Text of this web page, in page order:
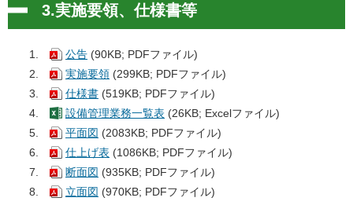
3.実施要領、仕様書等
公告 (90KB; PDFファイル)
実施要領 (299KB; PDFファイル)
仕様書 (519KB; PDFファイル)
設備管理業務一覧表 (26KB; Excelファイル)
平面図 (2083KB; PDFファイル)
仕上げ表 (1086KB; PDFファイル)
断面図 (935KB; PDFファイル)
立面図 (970KB; PDFファイル)